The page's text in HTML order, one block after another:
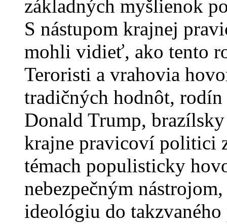
základných myšlienok
S nástupom krajnej
mohli vidieť, ako tento
Teroristi a vrahovia
tradičných hodnôt,
Donald Trump,
krajne pravicoví politici
témach populisticky
nebezpečným
ideológiu do